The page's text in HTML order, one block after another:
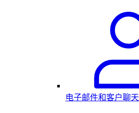
电子邮件和客户聊天